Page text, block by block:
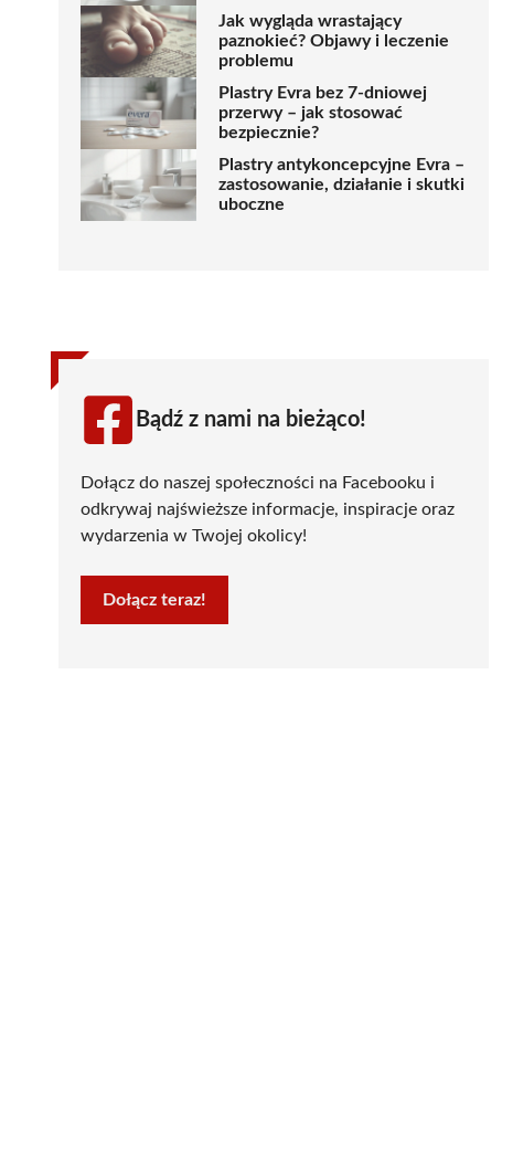
Jak wygląda wrastający
paznokieć? Objawy i leczenie
problemu
Plastry Evra bez 7-dniowej
przerwy – jak stosować
bezpiecznie?
Plastry antykoncepcyjne Evra –
zastosowanie, działanie i skutki
uboczne
Bądź z nami na bieżąco!
Dołącz do naszej społeczności na Facebooku i
odkrywaj najświeższe informacje, inspiracje oraz
wydarzenia w Twojej okolicy!
Dołącz teraz!